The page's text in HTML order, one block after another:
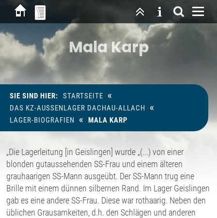
Mala Karp
SIE SIND HIER: STARTSEITE «
DAS KZ-AUSSENLAGER DACHAU-ALLACH «
LAGER-BIOGRAFIEN « MALA KARP
„Die Lagerleitung [in Geislingen] wurde „(...) von einer
blonden gutaussehenden SS-Frau und einem älteren
grauhaarigen SS-Mann ausgeübt. Der SS-Mann trug eine
Brille mit einem dünnen silbernen Rand. Im Lager Geislingen
gab es eine andere SS-Frau. Diese war rothaarig. Neben den
üblichen Grausamkeiten, d.h. den Schlägen und anderen